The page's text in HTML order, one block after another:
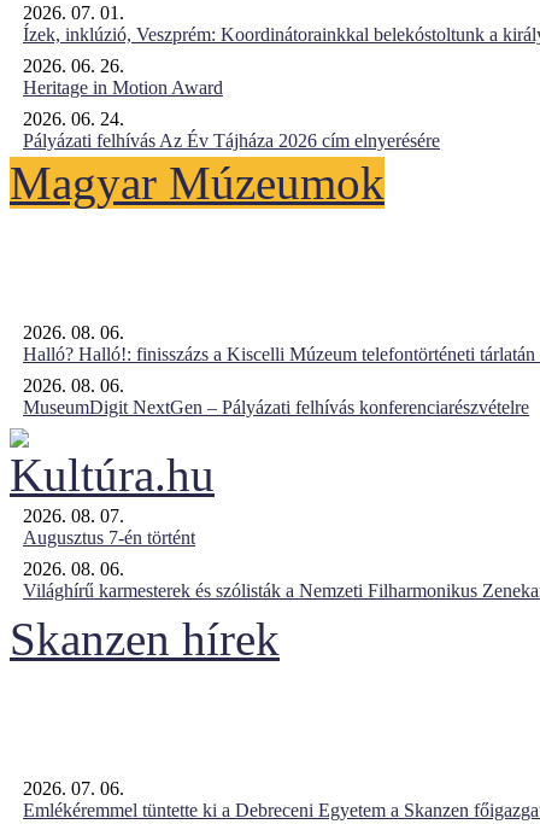
2026. 07. 01.
Ízek, inklúzió, Veszprém: Koordinátorainkkal belekóstoltunk a
2026. 06. 26.
Heritage in Motion Award
2026. 06. 24.
Pályázati felhívás Az Év Tájháza 2026 cím elnyerésére
Magyar Múzeumok
2026. 08. 06.
Halló? Halló!: finisszázs a Kiscelli Múzeum telefontörténeti tárlatán
2026. 08. 06.
MuseumDigit NextGen – Pályázati felhívás konferenciarészvételre
2026. 08. 07.
Augusztus 7-én történt
2026. 08. 06.
Világhírű karmesterek és szólisták a Nemzeti Filharmonikus
Skanzen hírek
2026. 07. 06.
Emlékéremmel tüntette ki a Debreceni Egyetem a Skanzen